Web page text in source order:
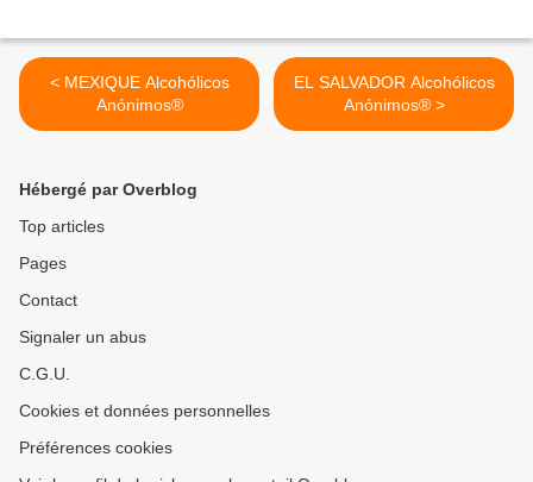
< MEXIQUE Alcohólicos
Anónimos®
EL SALVADOR Alcohólicos
Anónimos® >
Hébergé par Overblog
Top articles
Pages
Contact
Signaler un abus
C.G.U.
Cookies et données personnelles
Préférences cookies